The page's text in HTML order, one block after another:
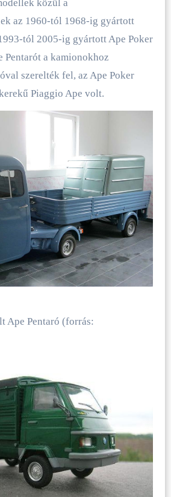
közül a
az 1960-tól 1968-ig gyártott
tól 2005-ig gyártott Ape Poker
Pentarót a kamionokhoz
szerelték fel, az Ape Poker
Piaggio Ape volt.
Ape Pentaró (forrás: